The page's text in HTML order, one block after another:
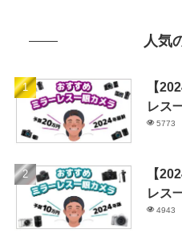
人気
【
レス
5773
【
レス
4943